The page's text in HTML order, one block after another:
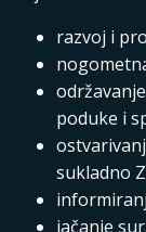
razvoj i
poduke i
sukladno
jačanje